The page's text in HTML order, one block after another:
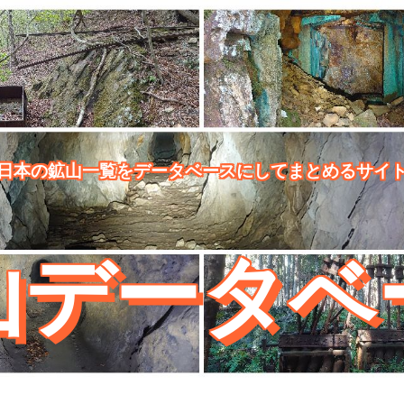
本の鉱山一覧をデータベースにしてまとめるサイ
ータ